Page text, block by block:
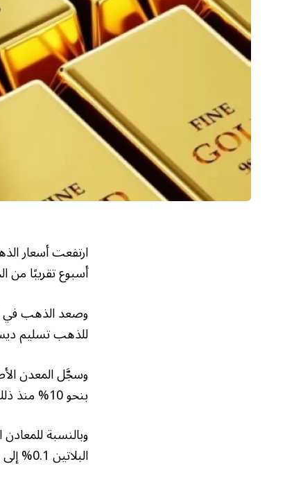
ارتفعت أسعار
أسبوع تقريبًا من
للذهب تسليم ديسمبر القادم 0.2%
بنحو 10% منذ ذلك الحين.
البلاتين 0.1% إلى 1,537.10 دولار، وصعد البلاديوم 0.2% إلى 1394.75 دولار.